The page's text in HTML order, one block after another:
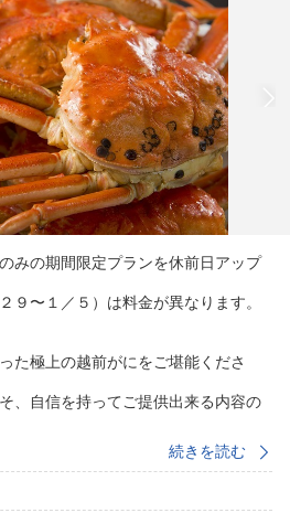
の期間限定プランを休前日アップ
９〜１／５）は料金が異なります。
た極上の越前がにをご堪能くださ
、自信を持ってご提供出来る内容の
これ！」と
するサイズの越前がにを使用。
続きを読む